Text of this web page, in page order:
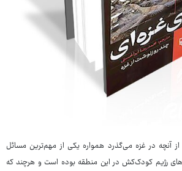
آنچه در غزه می‌گذرد همواره یکی از مهم‌ترین مسائل
رژیم کودک‌کش در این منطقه بوده است و هرچند که